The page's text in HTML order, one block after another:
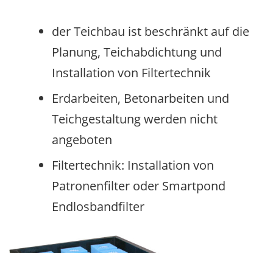
der Teichbau ist beschränkt auf die
Planung, Teichabdichtung und
Installation von Filtertechnik
Erdarbeiten, Betonarbeiten und
Teichgestaltung werden nicht
angeboten
Filtertechnik: Installation von
Patronenfilter oder Smartpond
Endlosbandfilter